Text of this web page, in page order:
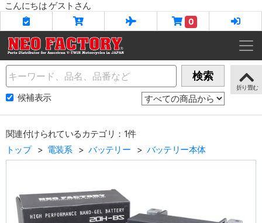
こんにちは ゲストさん
0
Name 検索
候補表示
関連付けられているカテゴリ：1件
トップ
電装系 バッテリー バッテリー本体